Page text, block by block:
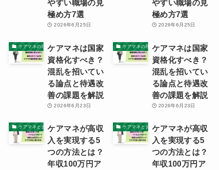
やすい職場の見
極め方7選
2026年6月25日
ケアマネの現実ケアマネは国家
資格化すべき？
混乱を招いてい
る論点と待遇改
善の課題を解説
2026年6月23日
ケアマネとお金・資産ケアマネが高収
入を実現する5
つの方法とは？
年収100万円ア
やすい職場の見
極め方7選
2026年6月25日
ケアマネの現実ケアマネは国家
資格化すべき？
混乱を招いてい
る論点と待遇改
善の課題を解説
2026年6月23日
ケアマネとお金・資産ケアマネが高収
入を実現する5
つの方法とは？
年収100万円ア